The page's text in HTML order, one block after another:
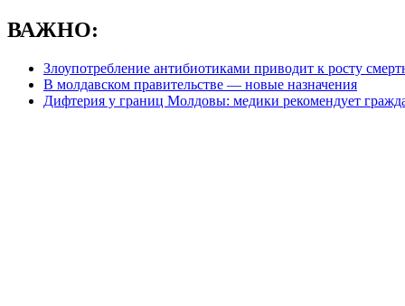
ВАЖНО:
Злоупотребление антибиотиками приводит к росту
В молдавском правительстве — новые назначения
Дифтерия у границ Молдовы: медики рекомендует